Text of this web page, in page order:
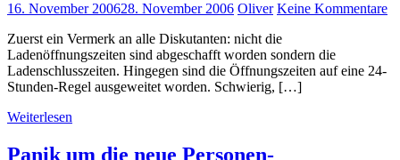
16. November 200628. November 2006 Oliver Keine Kommentare
Zuerst ein Vermerk an alle Diskutanten: nicht die
Ladenöffnungszeiten sind abgeschafft worden sondern die
Ladenschlusszeiten. Hingegen sind die Öffnungszeiten auf eine 24-
Stunden-Regel ausgeweitet worden. Schwierig, […]
Weiterlesen
Panik um die neue Personen-